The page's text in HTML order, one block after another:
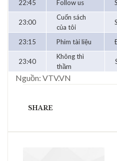
22:45 Follow us
23:00
Cuốn sách
của tôi
23:15 Phim tài liệu
23:40
Không thì
thầm
Nguồn: VTV.VN
SHARE